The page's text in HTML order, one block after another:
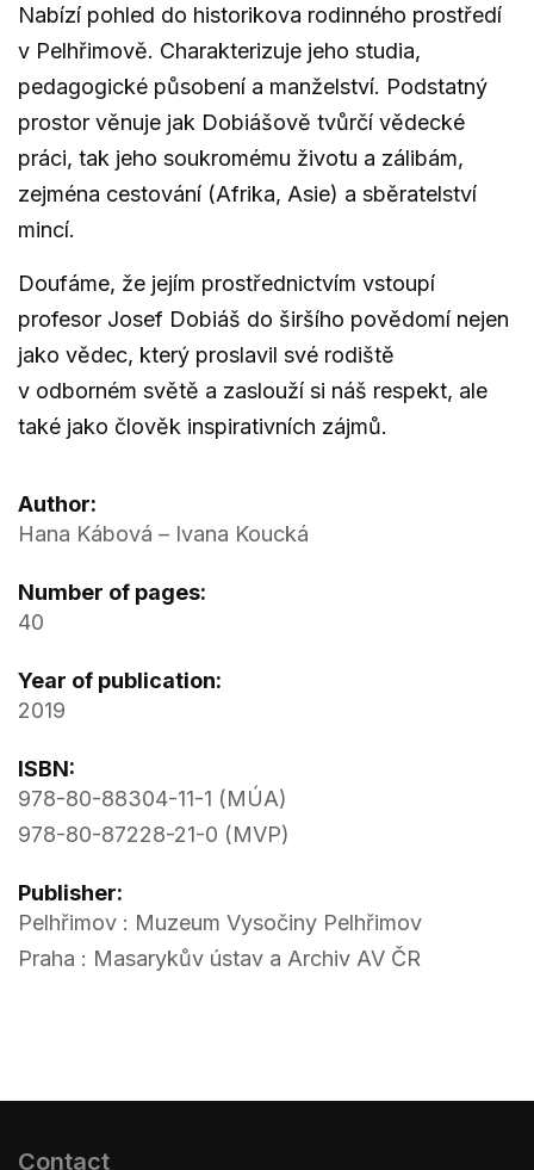
Nabízí pohled do historikova rodinného prostředí
v Pelhřimově. Charakterizuje jeho studia,
pedagogické působení a manželství. Podstatný
prostor věnuje jak Dobiášově tvůrčí vědecké
práci, tak jeho soukromému životu a zálibám,
zejména cestování (Afrika, Asie) a sběratelství
mincí.
Doufáme, že jejím prostřednictvím vstoupí
profesor Josef Dobiáš do širšího povědomí nejen
jako vědec, který proslavil své rodiště
v odborném světě a zaslouží si náš respekt, ale
také jako člověk inspirativních zájmů.
Author:
Hana Kábová – Ivana Koucká
Number of pages:
40
Year of publication:
2019
ISBN:
978-80-88304-11-1 (MÚA)
978-80-87228-21-0 (MVP)
Publisher:
Pelhřimov : Muzeum Vysočiny Pelhřimov
Praha : Masarykův ústav a Archiv AV ČR
Contact